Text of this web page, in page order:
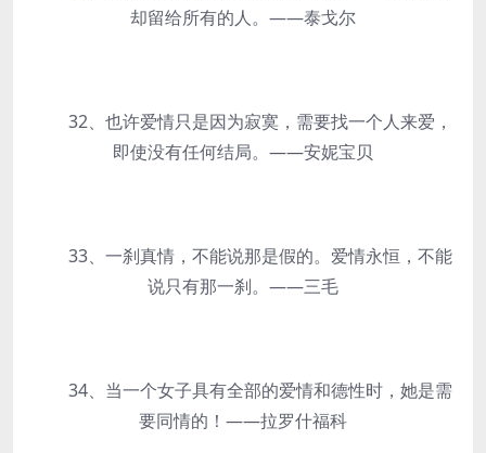
却留给所有的人。——泰戈尔
32、也许爱情只是因为寂寞，需要找一个人来爱，
即使没有任何结局。——安妮宝贝
33、一刹真情，不能说那是假的。爱情永恒，不能
说只有那一刹。——三毛
34、当一个女子具有全部的爱情和德性时，她是需
要同情的！——拉罗什福科